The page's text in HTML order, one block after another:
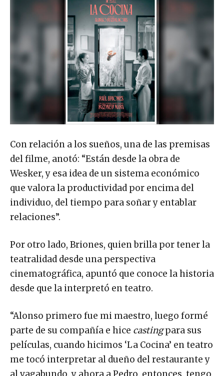
Con relación a los sueños, una de las premisas
del filme, anotó: “Están desde la obra de
Wesker, y esa idea de un sistema económico
que valora la productividad por encima del
individuo, del tiempo para soñar y entablar
relaciones”.
Por otro lado, Briones, quien brilla por tener la
teatralidad desde una perspectiva
cinematográfica, apuntó que conoce la historia
desde que la interpretó en teatro.
“Alonso primero fue mi maestro, luego formé
parte de su compañía e hice castingpara sus
películas, cuando hicimos ‘La Cocina’ en teatro
me tocó interpretar al dueño del restaurante y